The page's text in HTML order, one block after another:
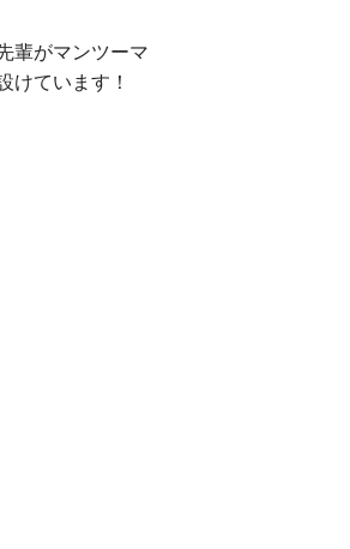
輩がマンツーマ
けています！